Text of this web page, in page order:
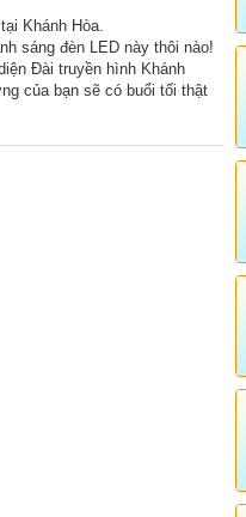
Khánh Hòa.
sáng đèn LED này thôi nào!
Đài truyền hình Khánh
của bạn sẽ có buổi tối thật